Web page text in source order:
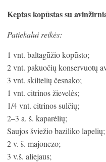
Keptas kopūstas su
Patiekalui reikės:
1 vnt. baltagūžio kopūsto;
2 vnt. pakuočių konservuotų
3 vnt. skiltelių česnako;
1 vnt. citrinos žievelės;
1/4 vnt. citrinos sulčių;
2–3 a. š. kaparėlių;
Saujos šviežio baziliko lapelių;
2 v. š. majonezo;
3 v.š. aliejaus;